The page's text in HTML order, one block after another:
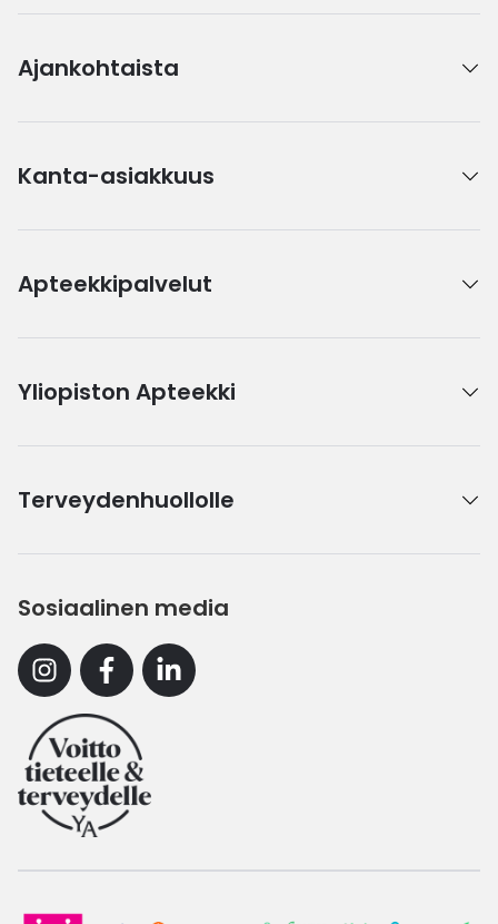
Ajankohtaista
Kanta-asiakkuus
Apteekkipalvelut
Yliopiston Apteekki
Terveydenhuollolle
Sosiaalinen media
InstagramFacebookLinkedin